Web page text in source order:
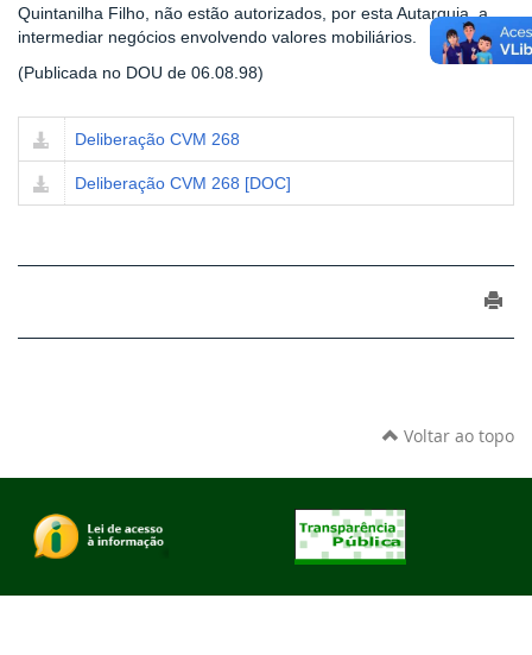
Quintanilha Filho, não estão autorizados, por esta Autarquia, a
intermediar negócios envolvendo valores mobiliários.
(Publicada no DOU de 06.08.98)
Deliberação CVM 268
Deliberação CVM 268 [DOC]
Voltar ao topo